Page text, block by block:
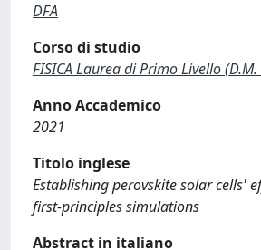
DFA
Corso di studio
FISICA Laurea di Primo Livello
Anno Accademico
2021
Titolo inglese
Establishing perovskite solar cells'
first-principles simulations
Abstract in italiano